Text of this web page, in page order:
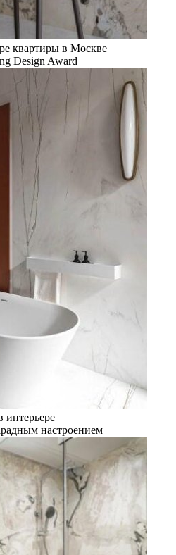
квартиры в Москве
Design Award
интерьере
настроением